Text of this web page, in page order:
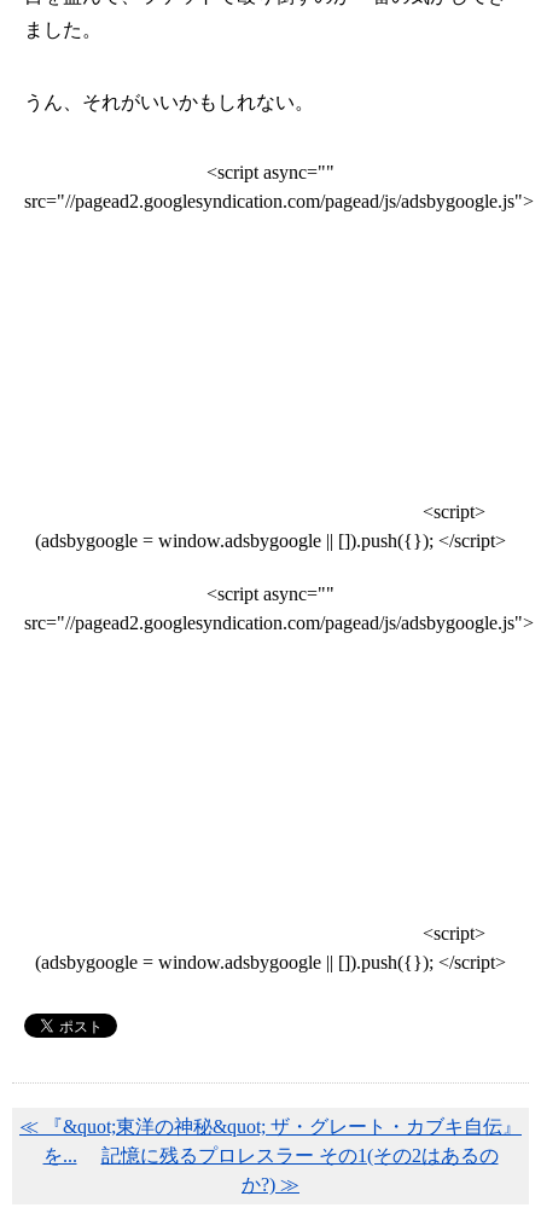
ました。
うん、それがいいかもしれない。
<script async=""
src="//pagead2.googlesyndication.com/pagead/js/adsbygoogle.js">
<script>
(adsbygoogle = window.adsbygoogle || []).push({}); </script>
<script async=""
src="//pagead2.googlesyndication.com/pagead/js/adsbygoogle.js">
<script>
(adsbygoogle = window.adsbygoogle || []).push({}); </script>
≪ 『&quot;東洋の神秘&quot; ザ・グレート・カブキ自伝』
を...
記憶に残るプロレスラー その1(その2はあるの
か?) ≫